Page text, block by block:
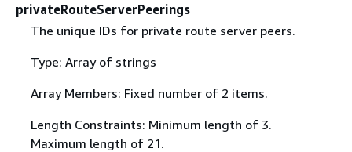
privateRouteServerPeerings
The unique IDs for private route server peers.
Type: Array of strings
Array Members: Fixed number of 2 items.
Length Constraints: Minimum length of 3.
Maximum length of 21.